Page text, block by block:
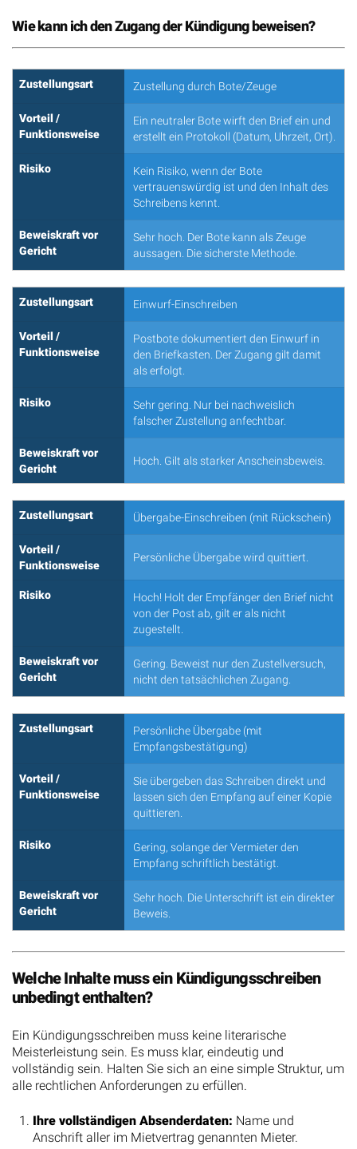
Wie kann ich den Zugang der Kündigung beweisen?
Zustellungsart Zustellung durch Bote/Zeuge
Vorteil /
Funktionsweise
Ein neutraler Bote wirft den Brief ein und
erstellt ein Protokoll (Datum, Uhrzeit, Ort).
Risiko
Kein Risiko, wenn der Bote
vertrauenswürdig ist und den Inhalt des
Schreibens kennt.
Beweiskraft vor
Gericht
Sehr hoch. Der Bote kann als Zeuge
aussagen. Die sicherste Methode.
Zustellungsart Einwurf-Einschreiben
Vorteil /
Funktionsweise
Postbote dokumentiert den Einwurf in
den Briefkasten. Der Zugang gilt damit
als erfolgt.
Risiko
Sehr gering. Nur bei nachweislich
falscher Zustellung anfechtbar.
Beweiskraft vor
Gericht
Hoch. Gilt als starker Anscheinsbeweis.
Zustellungsart Übergabe-Einschreiben (mit Rückschein)
Vorteil /
Funktionsweise
Persönliche Übergabe wird quittiert.
Risiko
Hoch! Holt der Empfänger den Brief nicht
von der Post ab, gilt er als nicht
zugestellt.
Beweiskraft vor
Gericht
Gering. Beweist nur den Zustellversuch,
nicht den tatsächlichen Zugang.
Zustellungsart
Persönliche Übergabe (mit
Empfangsbestätigung)
Vorteil /
Funktionsweise
Sie übergeben das Schreiben direkt und
lassen sich den Empfang auf einer Kopie
quittieren.
Risiko
Gering, solange der Vermieter den
Empfang schriftlich bestätigt.
Beweiskraft vor
Gericht
Sehr hoch. Die Unterschrift ist ein direkter
Beweis.
Welche Inhalte muss ein Kündigungsschreiben
unbedingt enthalten?
Ein Kündigungsschreiben muss keine literarische
Meisterleistung sein. Es muss klar, eindeutig und
vollständig sein. Halten Sie sich an eine simple Struktur, um
alle rechtlichen Anforderungen zu erfüllen.
Ihre vollständigen Absenderdaten: Name und
Anschrift aller im Mietvertrag genannten Mieter.